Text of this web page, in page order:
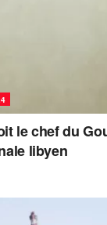
le chef du
libyen